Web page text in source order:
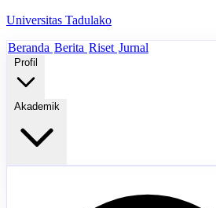
Universitas Tadulako
Beranda Berita Riset Jurnal
Profil
Akademik